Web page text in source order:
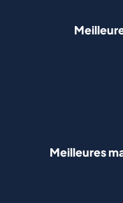
Meilleures